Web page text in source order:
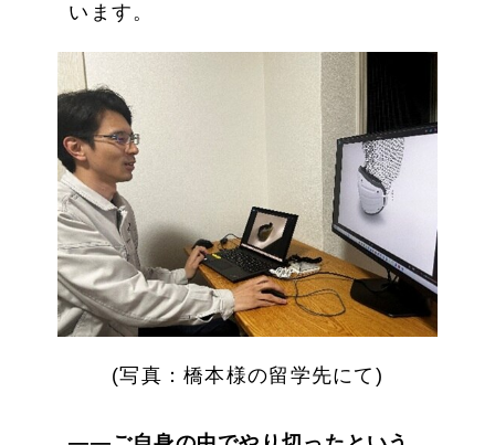
います。
(写真：橋本様の留学先にて)